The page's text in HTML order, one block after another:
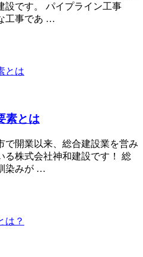
設です。 パイプライン工事
工事であ …
素とは
で開業以来、総合建設業を営み
る株式会社神和建設です！ 総
染みが …